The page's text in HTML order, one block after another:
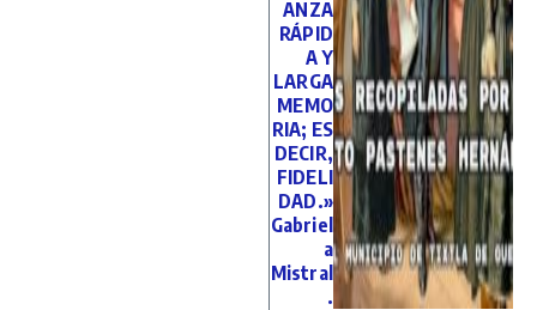
ANZA
RÁPID
A Y
LARGA
MEMO
RIA; ES
DECIR,
FIDELI
DAD.»
Gabriel
a
Mistral
.